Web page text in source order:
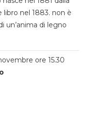
libro nel 1883. non è
un’anima di legno
ore 15.30